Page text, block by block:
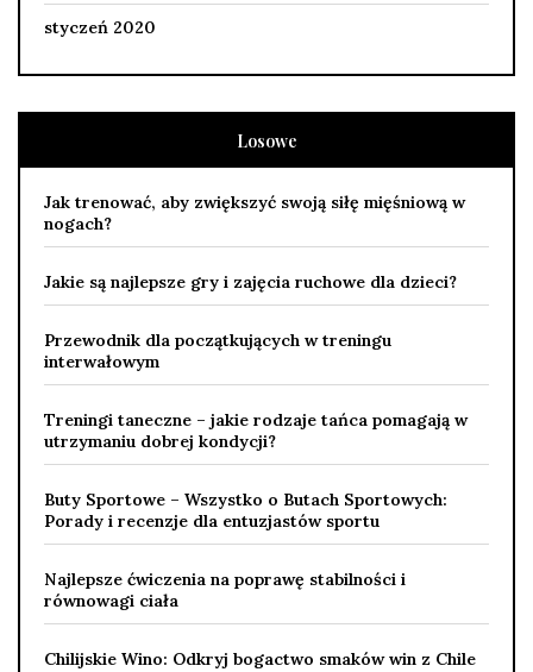
styczeń 2020
Losowe
Jak trenować, aby zwiększyć swoją siłę mięśniową w
nogach?
Jakie są najlepsze gry i zajęcia ruchowe dla dzieci?
Przewodnik dla początkujących w treningu
interwałowym
Treningi taneczne – jakie rodzaje tańca pomagają w
utrzymaniu dobrej kondycji?
Buty Sportowe – Wszystko o Butach Sportowych:
Porady i recenzje dla entuzjastów sportu
Najlepsze ćwiczenia na poprawę stabilności i
równowagi ciała
Chilijskie Wino: Odkryj bogactwo smaków win z Chile